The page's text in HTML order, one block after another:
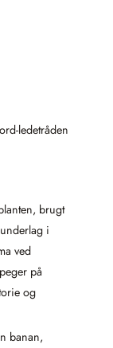
ledetråden
brugt
i
ved
på
og
banan,